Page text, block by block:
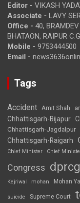
Editor - VIKASH
Associate - LAVY
Office - 40,
BHATAON, RAIPUR
Mobile - 9753444500
Email -
Tags
Accident Amit Shah
Chhattisgarh-Bijapur
Chhattisgarh-Jagdalpur
Chhattisgarh-Raigarh
Chief Minister
Chief
Congress dprcg
Kejriwal mohan Mohan
suicide Supreme Court